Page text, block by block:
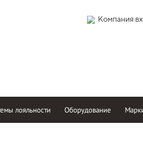
Компания
лояльности Оборудование